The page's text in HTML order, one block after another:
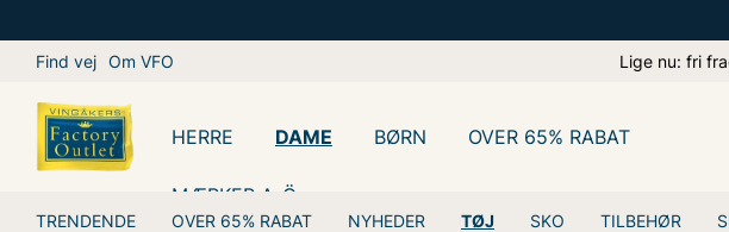
Find vej Om VFO Lige nu: fri
HERRE DAME
TRENDENDE OVER 65% RABAT NYHEDER TØJ SKO TILBEHØR
BØRN OVER 65% RABAT
MÆRKER A-Ö